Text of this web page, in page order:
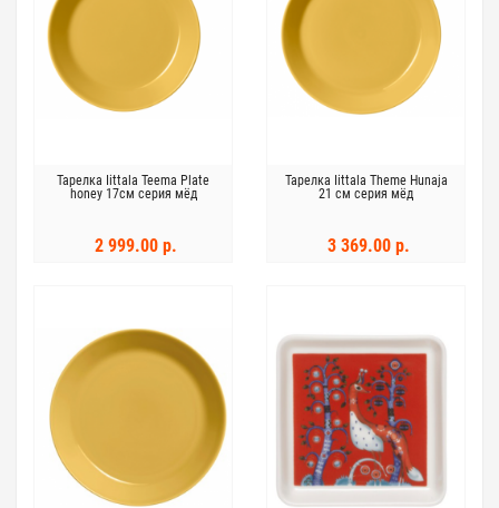
Тарелка Iittala Teema Plate
honey 17см серия мёд
2 999.00 р.
Тарелка Iittala Theme Hunaja
21 см серия мёд
3 369.00 р.